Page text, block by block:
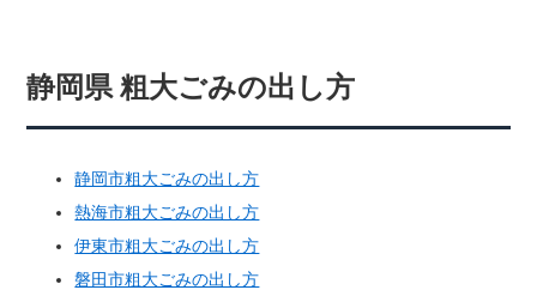
静岡県 粗大ごみの出し方
静岡市粗大ごみの出し方
熱海市粗大ごみの出し方
伊東市粗大ごみの出し方
磐田市粗大ごみの出し方